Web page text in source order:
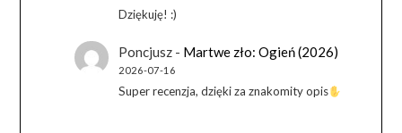
Dziękuję! :)
Poncjusz - Martwe zło: Ogień (2026)
2026-07-16
Super recenzja, dzięki za znakomity opis